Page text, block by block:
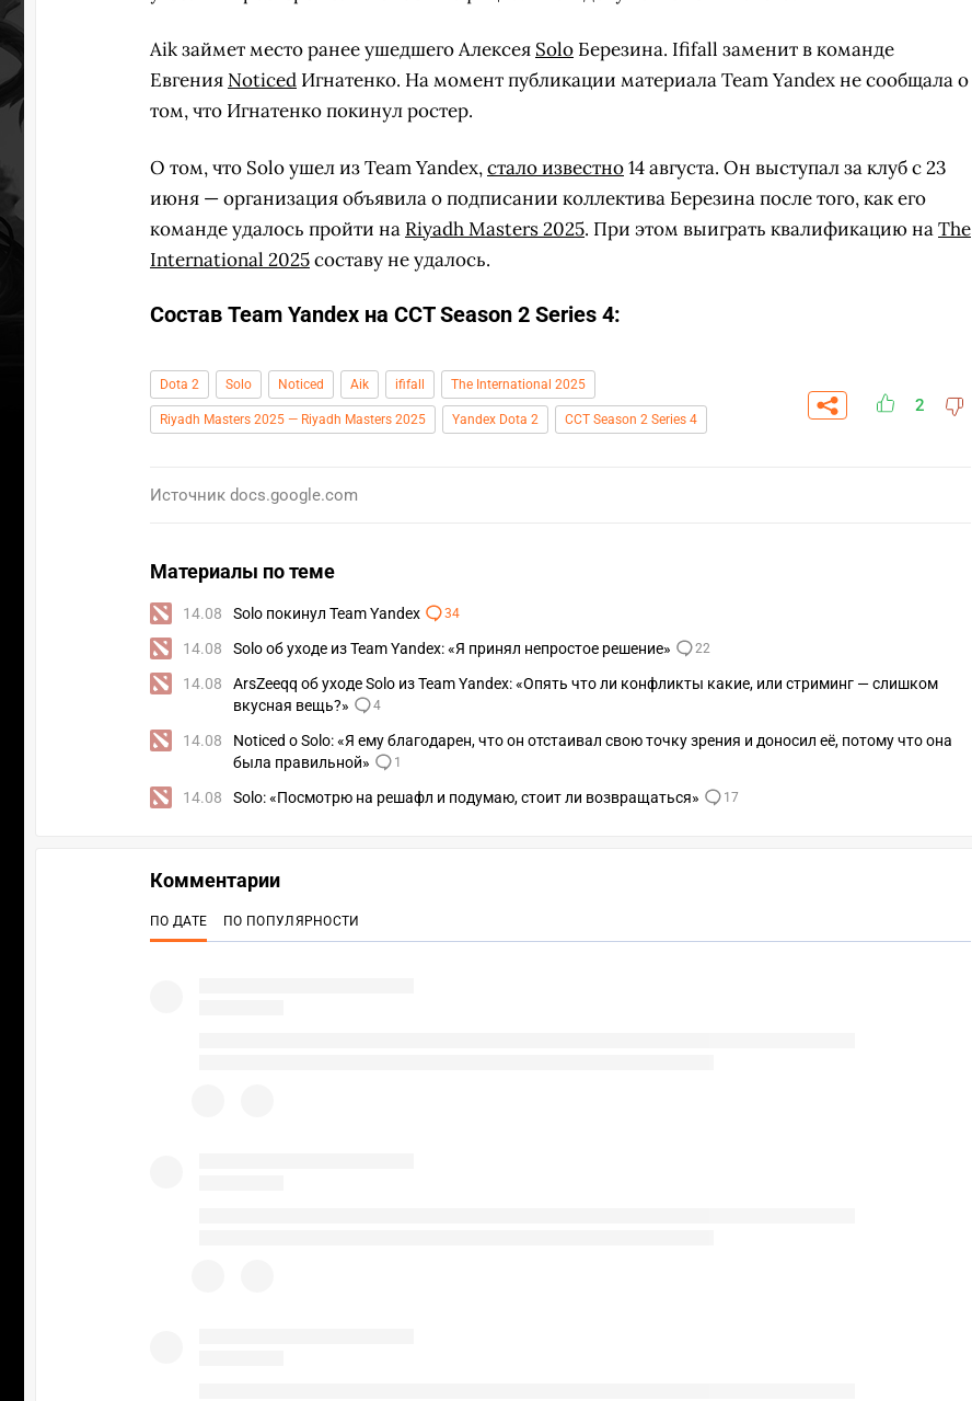
Aik займет место ранее ушедшего Алексея Solo Березина. Ififall заменит в команде
Евгения Noticed Игнатенко. На момент публикации материала Team Yandex не сообщала о
том, что Игнатенко покинул ростер.
О том, что Solo ушел из Team Yandex,стало известно14 августа. Он выступал за клуб с 23
июня — организация объявила о подписании коллектива Березина после того, как его
команде удалось пройти на Riyadh Masters 2025. При этом выиграть квалификацию наThe
International 2025составу не удалось.
Состав Team Yandex на CCT Season 2 Series 4:
Dota 2 Solo Noticed Aik ififall The International 2025
Riyadh Masters 2025 — Riyadh Masters 2025 Yandex Dota 2 CCT Season 2 Series 4
2
Источник docs.google.com
Материалы по теме
14.08 Solo покинул Team Yandex 34
14.08 Solo об уходе из Team Yandex: «Я принял непростое решение» 22
14.08
ArsZeeqq об уходе Solo из Team Yandex: «Опять что ли конфликты какие, или стриминг — слишком
вкусная вещь?»
4
14.08
Noticed о Solo: «Я ему благодарен, что он отстаивал свою точку зрения и доносил её, потому что она
была правильной»
1
14.08 Solo: «Посмотрю на решафл и подумаю, стоит ли возвращаться» 17
Комментарии
ПО ДАТЕ ПО ПОПУЛЯРНОСТИ